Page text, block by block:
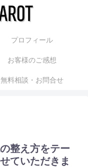
プロフィール
お客様のご感想
無料相談・お問合せ
整え方をテー
ていただきま